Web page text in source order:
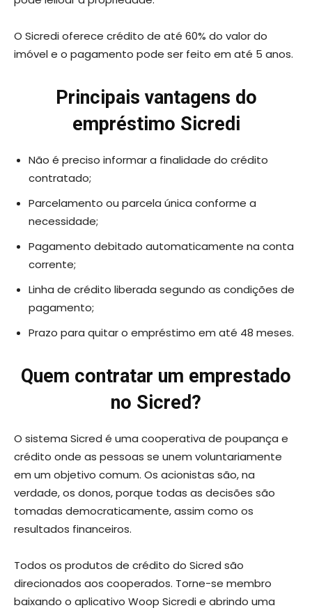
O Sicredi oferece crédito de até 60% do valor do
imóvel e o pagamento pode ser feito em até 5 anos.
Principais vantagens do
empréstimo Sicredi
Não é preciso informar a finalidade do crédito
contratado;
Parcelamento ou parcela única conforme a
necessidade;
Pagamento debitado automaticamente na conta
corrente;
Linha de crédito liberada segundo as condições de
pagamento;
Prazo para quitar o empréstimo em até 48 meses.
Quem contratar um emprestado
no Sicred?
O sistema Sicred é uma cooperativa de poupança e
crédito onde as pessoas se unem voluntariamente
em um objetivo comum. Os acionistas são, na
verdade, os donos, porque todas as decisões são
tomadas democraticamente, assim como os
resultados financeiros.
Todos os produtos de crédito do Sicred são
direcionados aos cooperados. Torne-se membro
baixando o aplicativo Woop Sicredi e abrindo uma